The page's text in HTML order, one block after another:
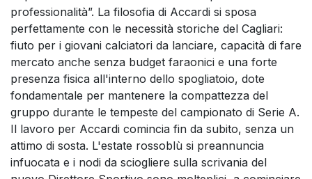
professionalità”. La filosofia di Accardi si sposa
perfettamente con le necessità storiche del Cagliari:
fiuto per i giovani calciatori da lanciare, capacità di fare
mercato anche senza budget faraonici e una forte
presenza fisica all'interno dello spogliatoio, dote
fondamentale per mantenere la compattezza del
gruppo durante le tempeste del campionato di Serie A.
Il lavoro per Accardi comincia fin da subito, senza un
attimo di sosta. L'estate rossoblù si preannuncia
infuocata e i nodi da sciogliere sulla scrivania del